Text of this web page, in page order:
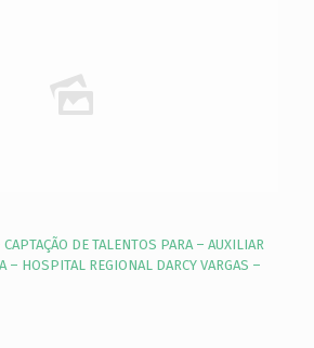
DE TALENTOS PARA – AUXILIAR
– HOSPITAL REGIONAL DARCY VARGAS –